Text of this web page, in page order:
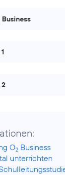
Business
2
O2 Business
unterrichten